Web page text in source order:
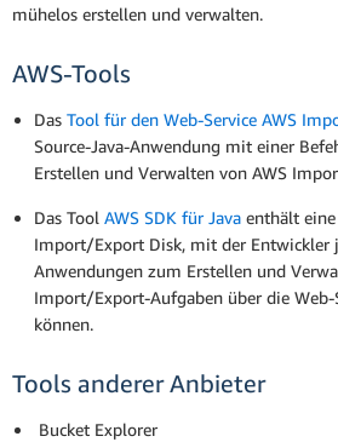
mühelos erstellen und verwalten.
AWS-Tools
Das Tool für den Web-Service AWS
Source-Java-Anwendung mit einer
Erstellen und Verwalten von AWS
Das Tool AWS SDK für Java enthält eine
Import/Export Disk, mit der Entwickler
Anwendungen zum Erstellen und
Import/Export-Aufgaben über die Web-
können.
Tools anderer Anbieter
Bucket Explorer